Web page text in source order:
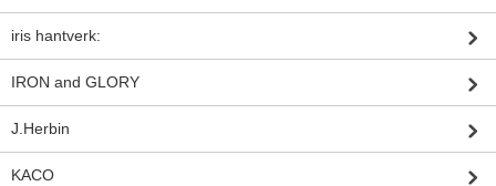
iris hantverk:
IRON and GLORY
J.Herbin
KACO